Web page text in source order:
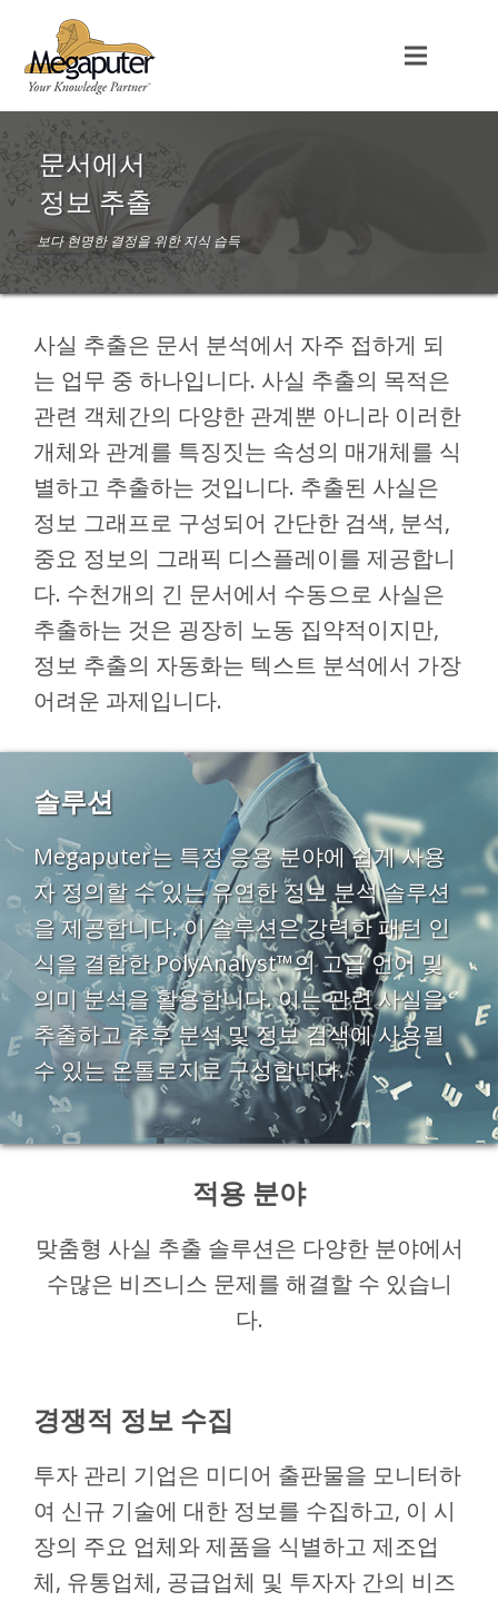
문서에서
정보 추출
보다 현명한 결정을 위한 지식 습득
사실 추출은 문서 분석에서 자주 접하게 되
는 업무 중 하나입니다. 사실 추출의 목적은
관련 객체간의 다양한 관계뿐 아니라 이러한
개체와 관계를 특징짓는 속성의 매개체를 식
별하고 추출하는 것입니다. 추출된 사실은
정보 그래프로 구성되어 간단한 검색, 분석,
중요 정보의 그래픽 디스플레이를 제공합니
다. 수천개의 긴 문서에서 수동으로 사실은
추출하는 것은 굉장히 노동 집약적이지만,
정보 추출의 자동화는 텍스트 분석에서 가장
어려운 과제입니다.
솔루션
Megaputer는 특정 응용 분야에 쉽게 사용
자 정의할 수 있는 유연한 정보 분석 솔루션
을 제공합니다. 이 솔루션은 강력한 패턴 인
식을 결합한 PolyAnalyst™의 고급 언어 및
의미 분석을 활용합니다. 이는 관련 사실을
추출하고 추후 분석 및 정보 검색에 사용될
수 있는 온톨로지로 구성합니다.
적용 분야
맞춤형 사실 추출 솔루션은 다양한 분야에서
수많은 비즈니스 문제를 해결할 수 있습니
다.
경쟁적 정보 수집
투자 관리 기업은 미디어 출판물을 모니터하
여 신규 기술에 대한 정보를 수집하고, 이 시
장의 주요 업체와 제품을 식별하고 제조업
체, 유통업체, 공급업체 및 투자자 간의 비즈